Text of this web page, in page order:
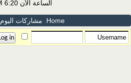
الساعة الآن6:20 PM
Home مشاركات اليوم